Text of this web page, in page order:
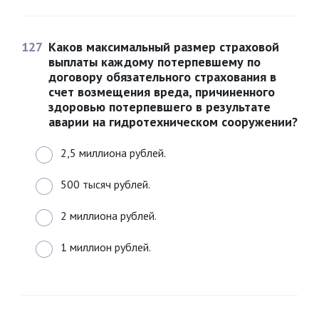
127 Каков максимальный размер страховой
выплаты каждому потерпевшему по
договору обязательного страхования в
счет возмещения вреда, причиненного
здоровью потерпевшего в результате
аварии на гидротехническом сооружении?
2,5 миллиона рублей.
500 тысяч рублей.
2 миллиона рублей.
1 миллион рублей.